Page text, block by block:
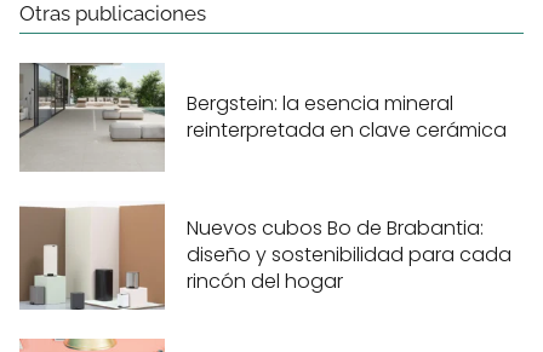
Otras publicaciones
Bergstein: la esencia mineral
reinterpretada en clave cerámica
Nuevos cubos Bo de Brabantia:
diseño y sostenibilidad para cada
rincón del hogar